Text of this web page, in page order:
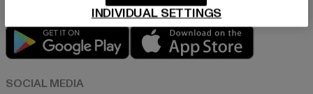
Play market
App store
INDIVIDUAL SETTINGS